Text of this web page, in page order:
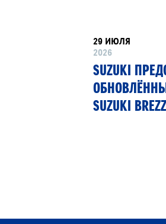
29 ИЮЛЯ
2026
SUZUKI
SUZUKI